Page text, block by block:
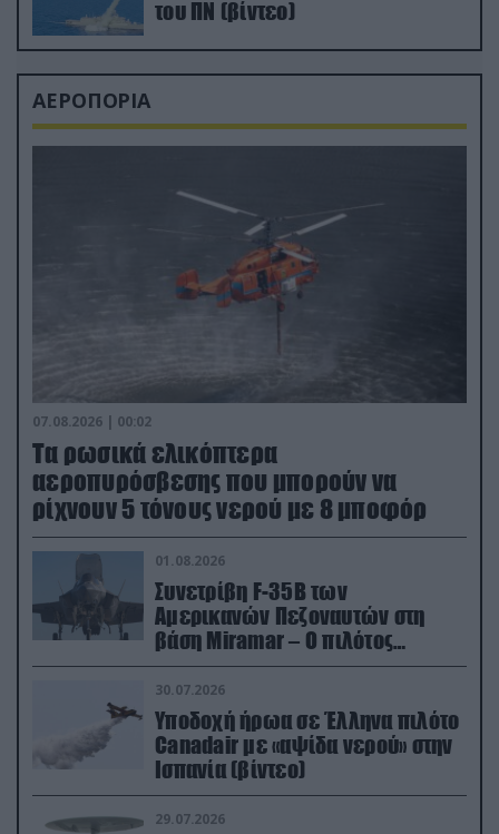
του ΠΝ (βίντεο)
ΑΕΡΟΠΟΡΙΑ
07.08.2026 | 00:02
Τα ρωσικά ελικόπτερα
αεροπυρόσβεσης που μπορούν να
ρίχνουν 5 τόνους νερού με 8 μποφόρ
01.08.2026
Συνετρίβη F-35B των
Αμερικανών Πεζοναυτών στη
βάση Miramar – Ο πιλότος
εκτινάχθηκε εγκαίρως
30.07.2026
Υποδοχή ήρωα σε Έλληνα πιλότο
Canadair με «αψίδα νερού» στην
Ισπανία (βίντεο)
29.07.2026